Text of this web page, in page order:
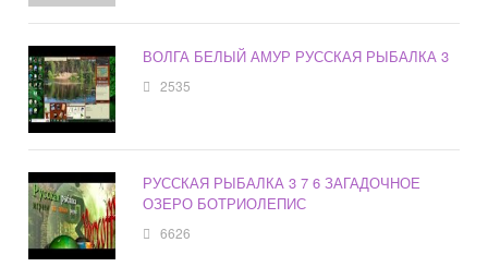
ВОЛГА БЕЛЫЙ АМУР РУССКАЯ РЫБАЛКА 3
2535
РУССКАЯ РЫБАЛКА 3 7 6 ЗАГАДОЧНОЕ
ОЗЕРО БОТРИОЛЕПИС
6626